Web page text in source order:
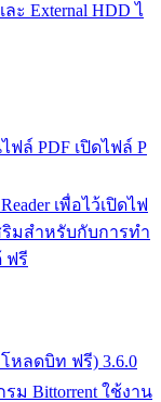
ะ External HDD ไ
ฟล์ PDF เปิดไฟล์ P
เพื่อไว้เปิดไฟ
ริมสำหรับกับการทำ
ฟรี
โหลดบิท ฟรี) 3.6.0
ม Bittorrent ใช้งาน